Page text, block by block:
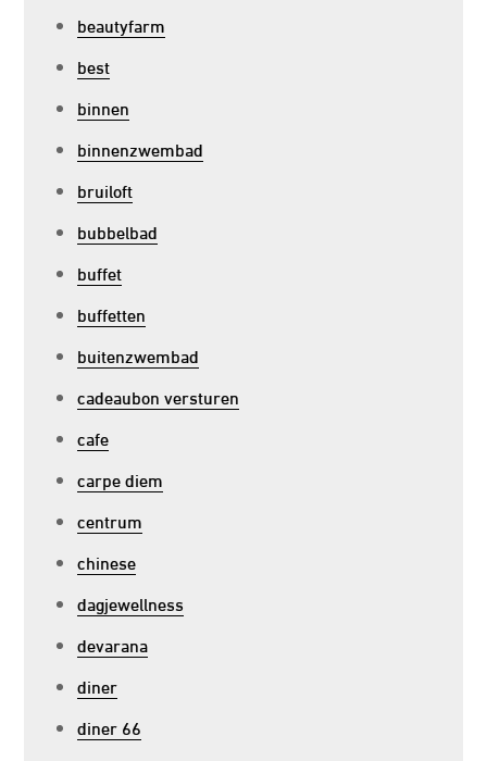
beautyfarm
best
binnen
binnenzwembad
bruiloft
bubbelbad
buffet
buffetten
buitenzwembad
cadeaubon versturen
cafe
carpe diem
centrum
chinese
dagjewellness
devarana
diner
diner 66